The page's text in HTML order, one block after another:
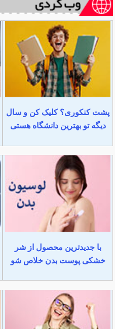
پشت کنکوری؟ کلیک کن و سال
دیگه تو بهترین دانشگاه هستی
با جدیدترین محصول از شر
خشکی پوست بدن خلاص شو